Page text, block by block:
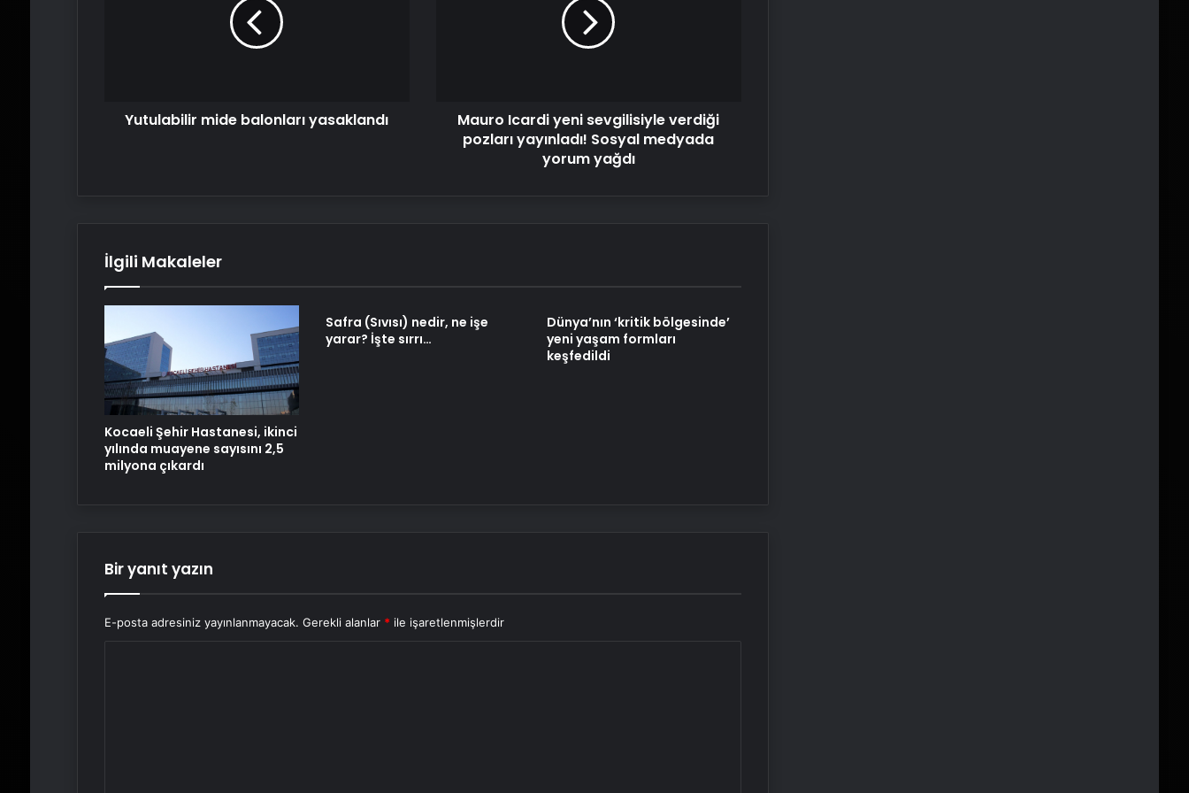
Yutulabilir mide balonları yasaklandı
yorum
yağdı
Mauro Icardi yeni sevgilisiyle verdiği
pozları yayınladı! Sosyal medyada
yorum yağdı
İlgili Makaleler
Kocaeli Şehir Hastanesi, ikinci
yılında muayene sayısını 2,5
milyona çıkardı
Safra (Sıvısı) nedir, ne işe
yarar? İşte sırrı…
Dünya’nın ‘kritik bölgesinde’
yeni yaşam formları
keşfedildi
Bir yanıt yazın
E-posta adresiniz yayınlanmayacak. Gerekli alanlar * ile işaretlenmişlerdir